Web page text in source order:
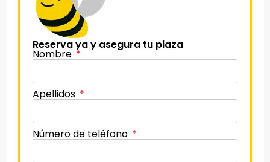
Reserva ya y asegura tu plaza
Nombre
Apellidos
Número de teléfono